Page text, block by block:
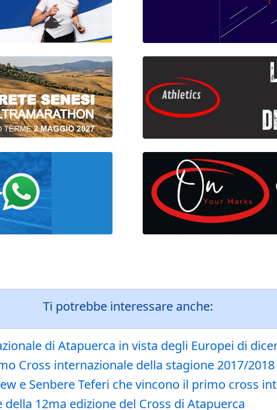
Ti potrebbe interessare anche:
di Atapuerca in vista degli Europei di
Cross internazionale della stagione 2017/
e Senbere Teferi che vincono il primo cross
12ma edizione del Cross di Atapuerca